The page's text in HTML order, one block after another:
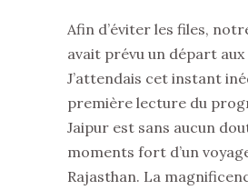
Afin d’éviter les files,
avait prévu un départ
J’attendais cet instant
première lecture du
Jaipur est sans aucun
moments fort d’un
Rajasthan. La